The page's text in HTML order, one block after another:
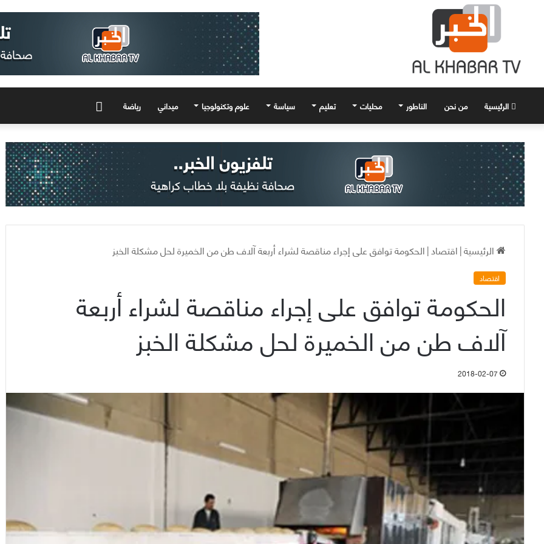
الرئيسية من نحن الناطور محليات تعليم سياسة علوم وتكنولوجيا ميداني رياضة
الرئيسية|اقتصاد|الحكومة توافق على إجراء مناقصة لشراء أربعة آلاف طن من الخميرة لحل مشكلة الخبز
اقتصاد
الحكومة توافق على إجراء مناقصة لشراء أربعة
آلاف طن من الخميرة لحل مشكلة الخبز
2018-02-07